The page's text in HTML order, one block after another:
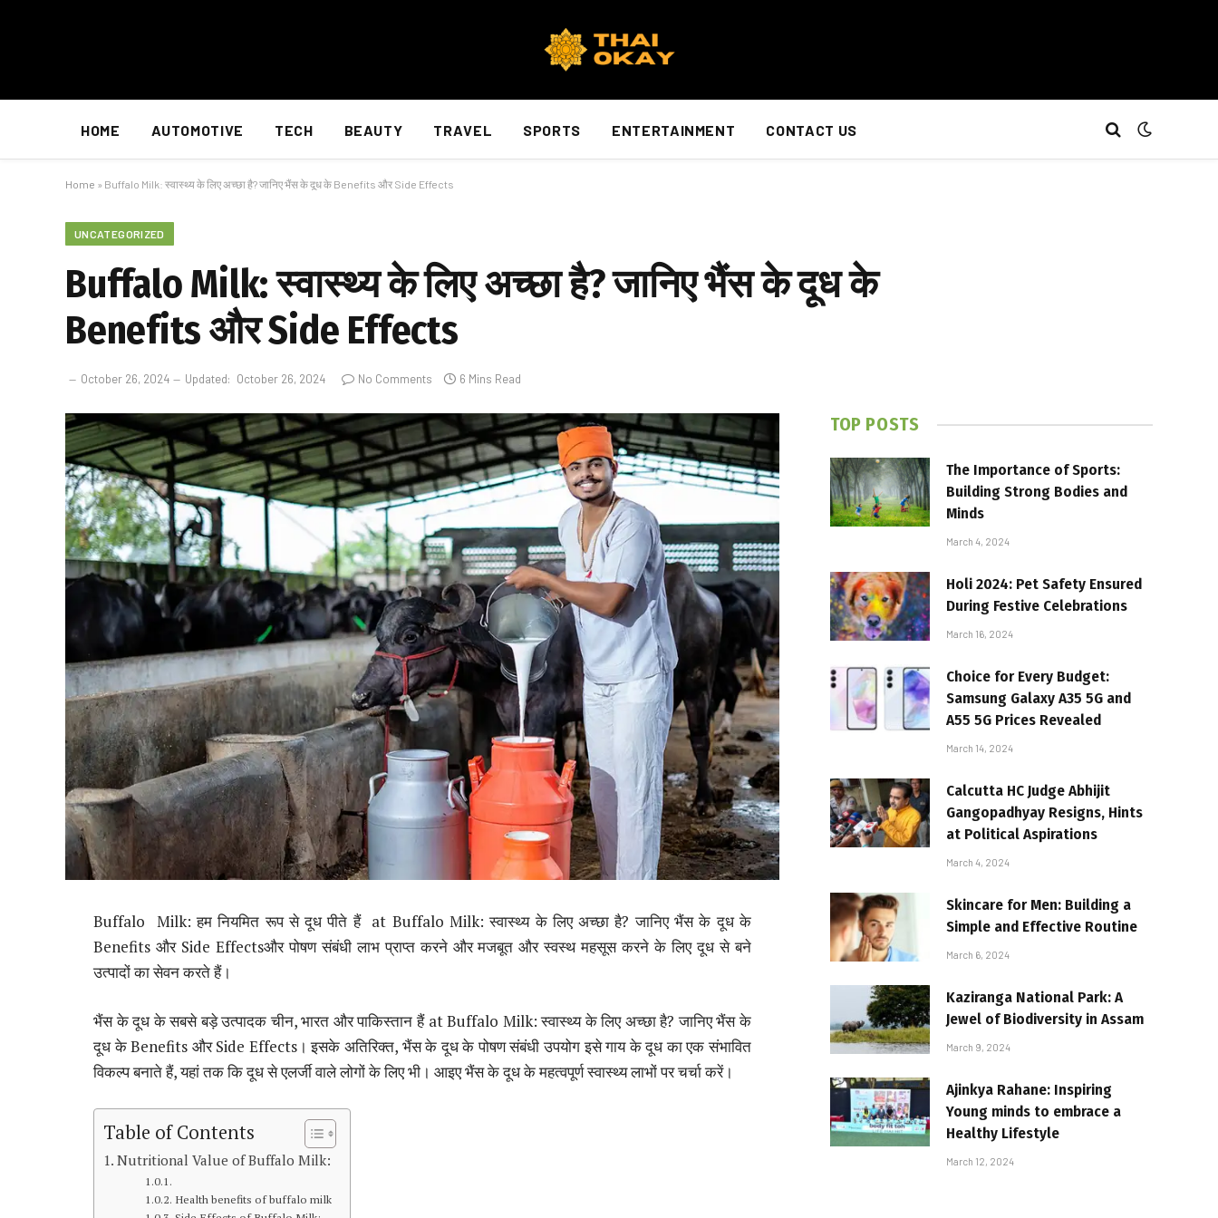
HOME AUTOMOTIVE TECH BEAUTY TRAVEL SPORTS ENTERTAINMENT CONTACT US
Home » Buffalo Milk: स्वास्थ्य के लिए अच्छा है? जानिए भैंस के दूध के Benefits और Side Effects
UNCATEGORIZED
Buffalo Milk: स्वास्थ्य के लिए अच्छा है? जानिए भैंस के दूध के
Benefits और Side Effects
October 26, 2024 Updated: October 26, 2024 No Comments 6 Mins Read
Buffalo Milk: हम नियमित रूप से दूध पीते हैं at Buffalo Milk: स्वास्थ्य के लिए अच्छा है? जानिए भैंस के दूध के
Benefits और Side Effectsऔर पोषण संबंधी लाभ प्राप्त करने और मजबूत और स्वस्थ महसूस करने के लिए दूध से बने
उत्पादों का सेवन करते हैं।
भैंस के दूध के सबसे बड़े उत्पादक चीन, भारत और पाकिस्तान हैं at Buffalo Milk: स्वास्थ्य के लिए अच्छा है? जानिए भैंस के
दूध के Benefits और Side Effects। इसके अतिरिक्त, भैंस के दूध के पोषण संबंधी उपयोग इसे गाय के दूध का एक संभावित
विकल्प बनाते हैं, यहां तक कि दूध से एलर्जी वाले लोगों के लिए भी। आइए भैंस के दूध के महत्वपूर्ण स्वास्थ्य लाभों पर चर्चा करें।
Table of Contents
Nutritional Value of Buffalo Milk:
Health benefits of buffalo milk
TOP POSTS
The Importance of Sports:
Building Strong Bodies and
Minds
March 4, 2024
Holi 2024: Pet Safety Ensured
During Festive Celebrations
March 16, 2024
Choice for Every Budget:
Samsung Galaxy A35 5G and
A55 5G Prices Revealed
March 14, 2024
Calcutta HC Judge Abhijit
Gangopadhyay Resigns, Hints
at Political Aspirations
March 4, 2024
Skincare for Men: Building a
Simple and Effective Routine
March 6, 2024
Kaziranga National Park: A
Jewel of Biodiversity in Assam
March 9, 2024
Ajinkya Rahane: Inspiring
Young minds to embrace a
Healthy Lifestyle
March 12, 2024